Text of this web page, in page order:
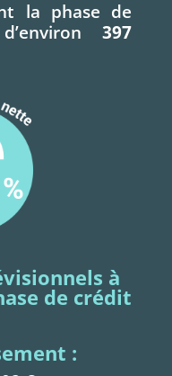
la phase de
397
à
de crédit
: